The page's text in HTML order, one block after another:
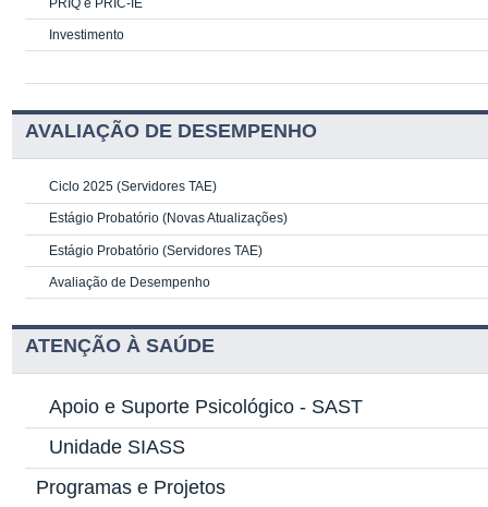
Investimento
AVALIAÇÃO DE DESEMPENHO
Ciclo 2025 (Servidores TAE)
Estágio Probatório (Novas Atualizações)
Estágio Probatório (Servidores TAE)
Avaliação de Desempenho
ATENÇÃO À SAÚDE
Apoio e Suporte Psicológico - SAST
Unidade SIASS
Programas e Projetos